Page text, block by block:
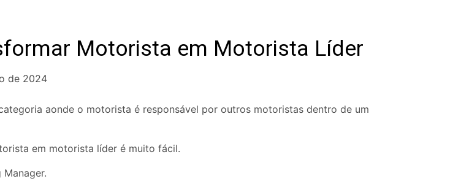
Motorista em Motorista Líder
de 2024
aonde o motorista é responsável por outros motoristas dentro de um
em motorista líder é muito fácil.